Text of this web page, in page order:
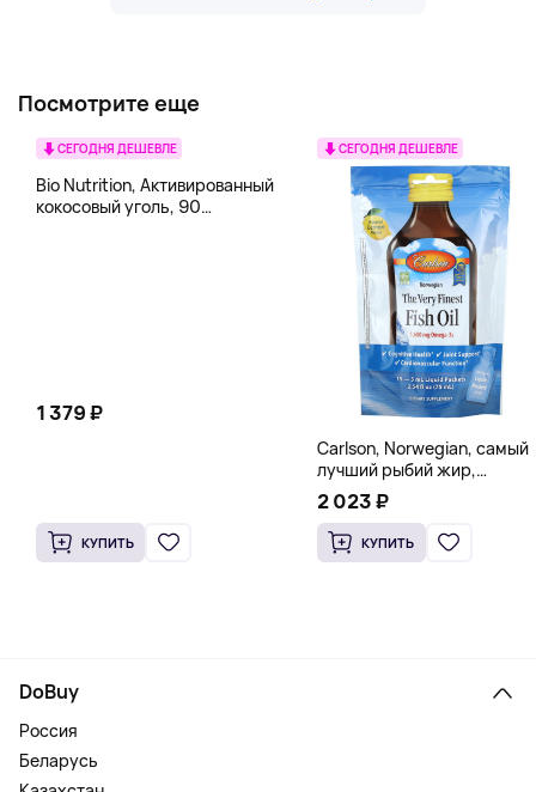
Посмотрите еще
СЕГОДНЯ ДЕШЕВЛЕ
Bio Nutrition, Активированный
кокосовый уголь, 90
1 379 ₽
КУПИТЬ
СЕГОДНЯ ДЕШЕВЛЕ
Carlson, Norwegian, самый
лучший рыбий жир,
натуральный лимон, 15
пакетиков (5 мл) каждый
2 023 ₽
КУПИТЬ
DoBuy
Россия
Беларусь